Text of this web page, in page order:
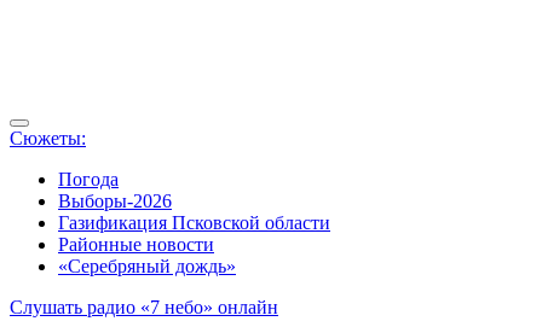
Сюжеты:
Погода
Выборы-2026
Газификация Псковской области
Районные новости
«Серебряный дождь»
Слушать радио «7 небо» онлайн